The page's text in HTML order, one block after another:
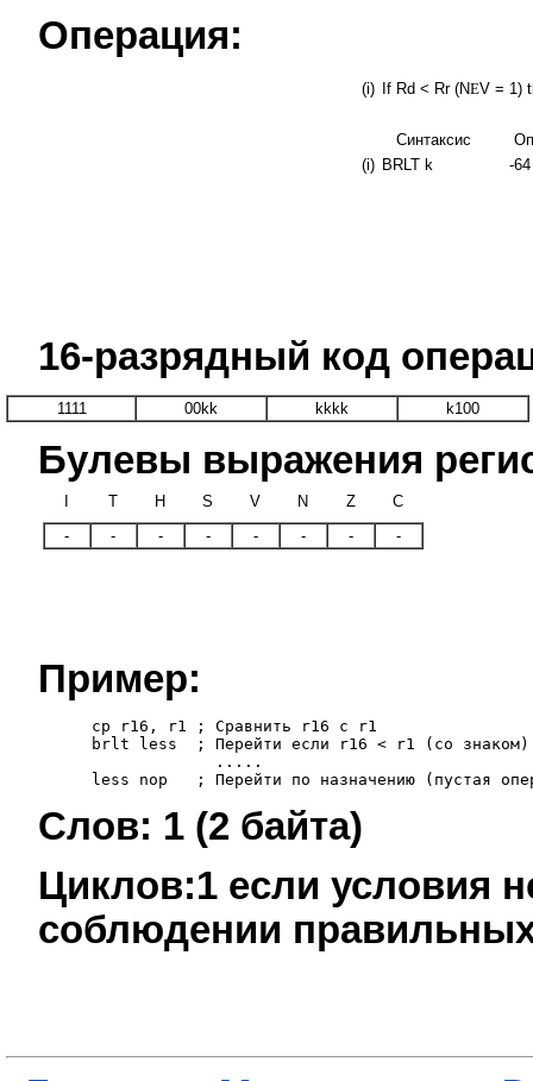
Операция:
(i) If Rd < Rr (NEV = 1)
Синтаксис
(i) BRLT k -
16-разрядный код
1111 00kk kkkk k100
Булевы выражения
T H S V N Z
C
-
- - - - - - -
Пример:
         cp r16, r1 ; Сравнить r16 с r1
         brlt less  ; Перейти если r16 < r1 (со знаком)
                      .....
Слов: 1 (2 байта)
Циклов:1 если условия
соблюдении